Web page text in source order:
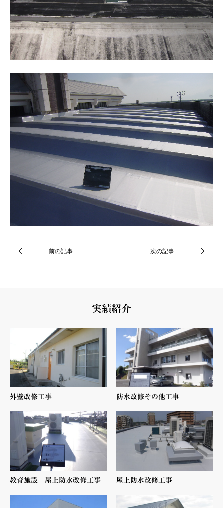
実績紹介
外壁改修工事 防水改修その他工事
教育施設 屋上防水改修工事 屋上防水改修工事